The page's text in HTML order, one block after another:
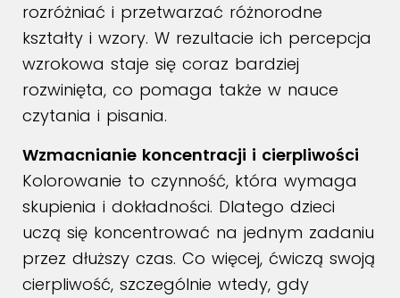
rozróżniać i przetwarzać różnorodne
kształty i wzory. W rezultacie ich percepcja
wzrokowa staje się coraz bardziej
rozwinięta, co pomaga także w nauce
czytania i pisania.
Wzmacnianie koncentracji i cierpliwości
Kolorowanie to czynność, która wymaga
skupienia i dokładności. Dlatego dzieci
uczą się koncentrować na jednym zadaniu
przez dłuższy czas. Co więcej, ćwiczą swoją
cierpliwość, szczególnie wtedy, gdy